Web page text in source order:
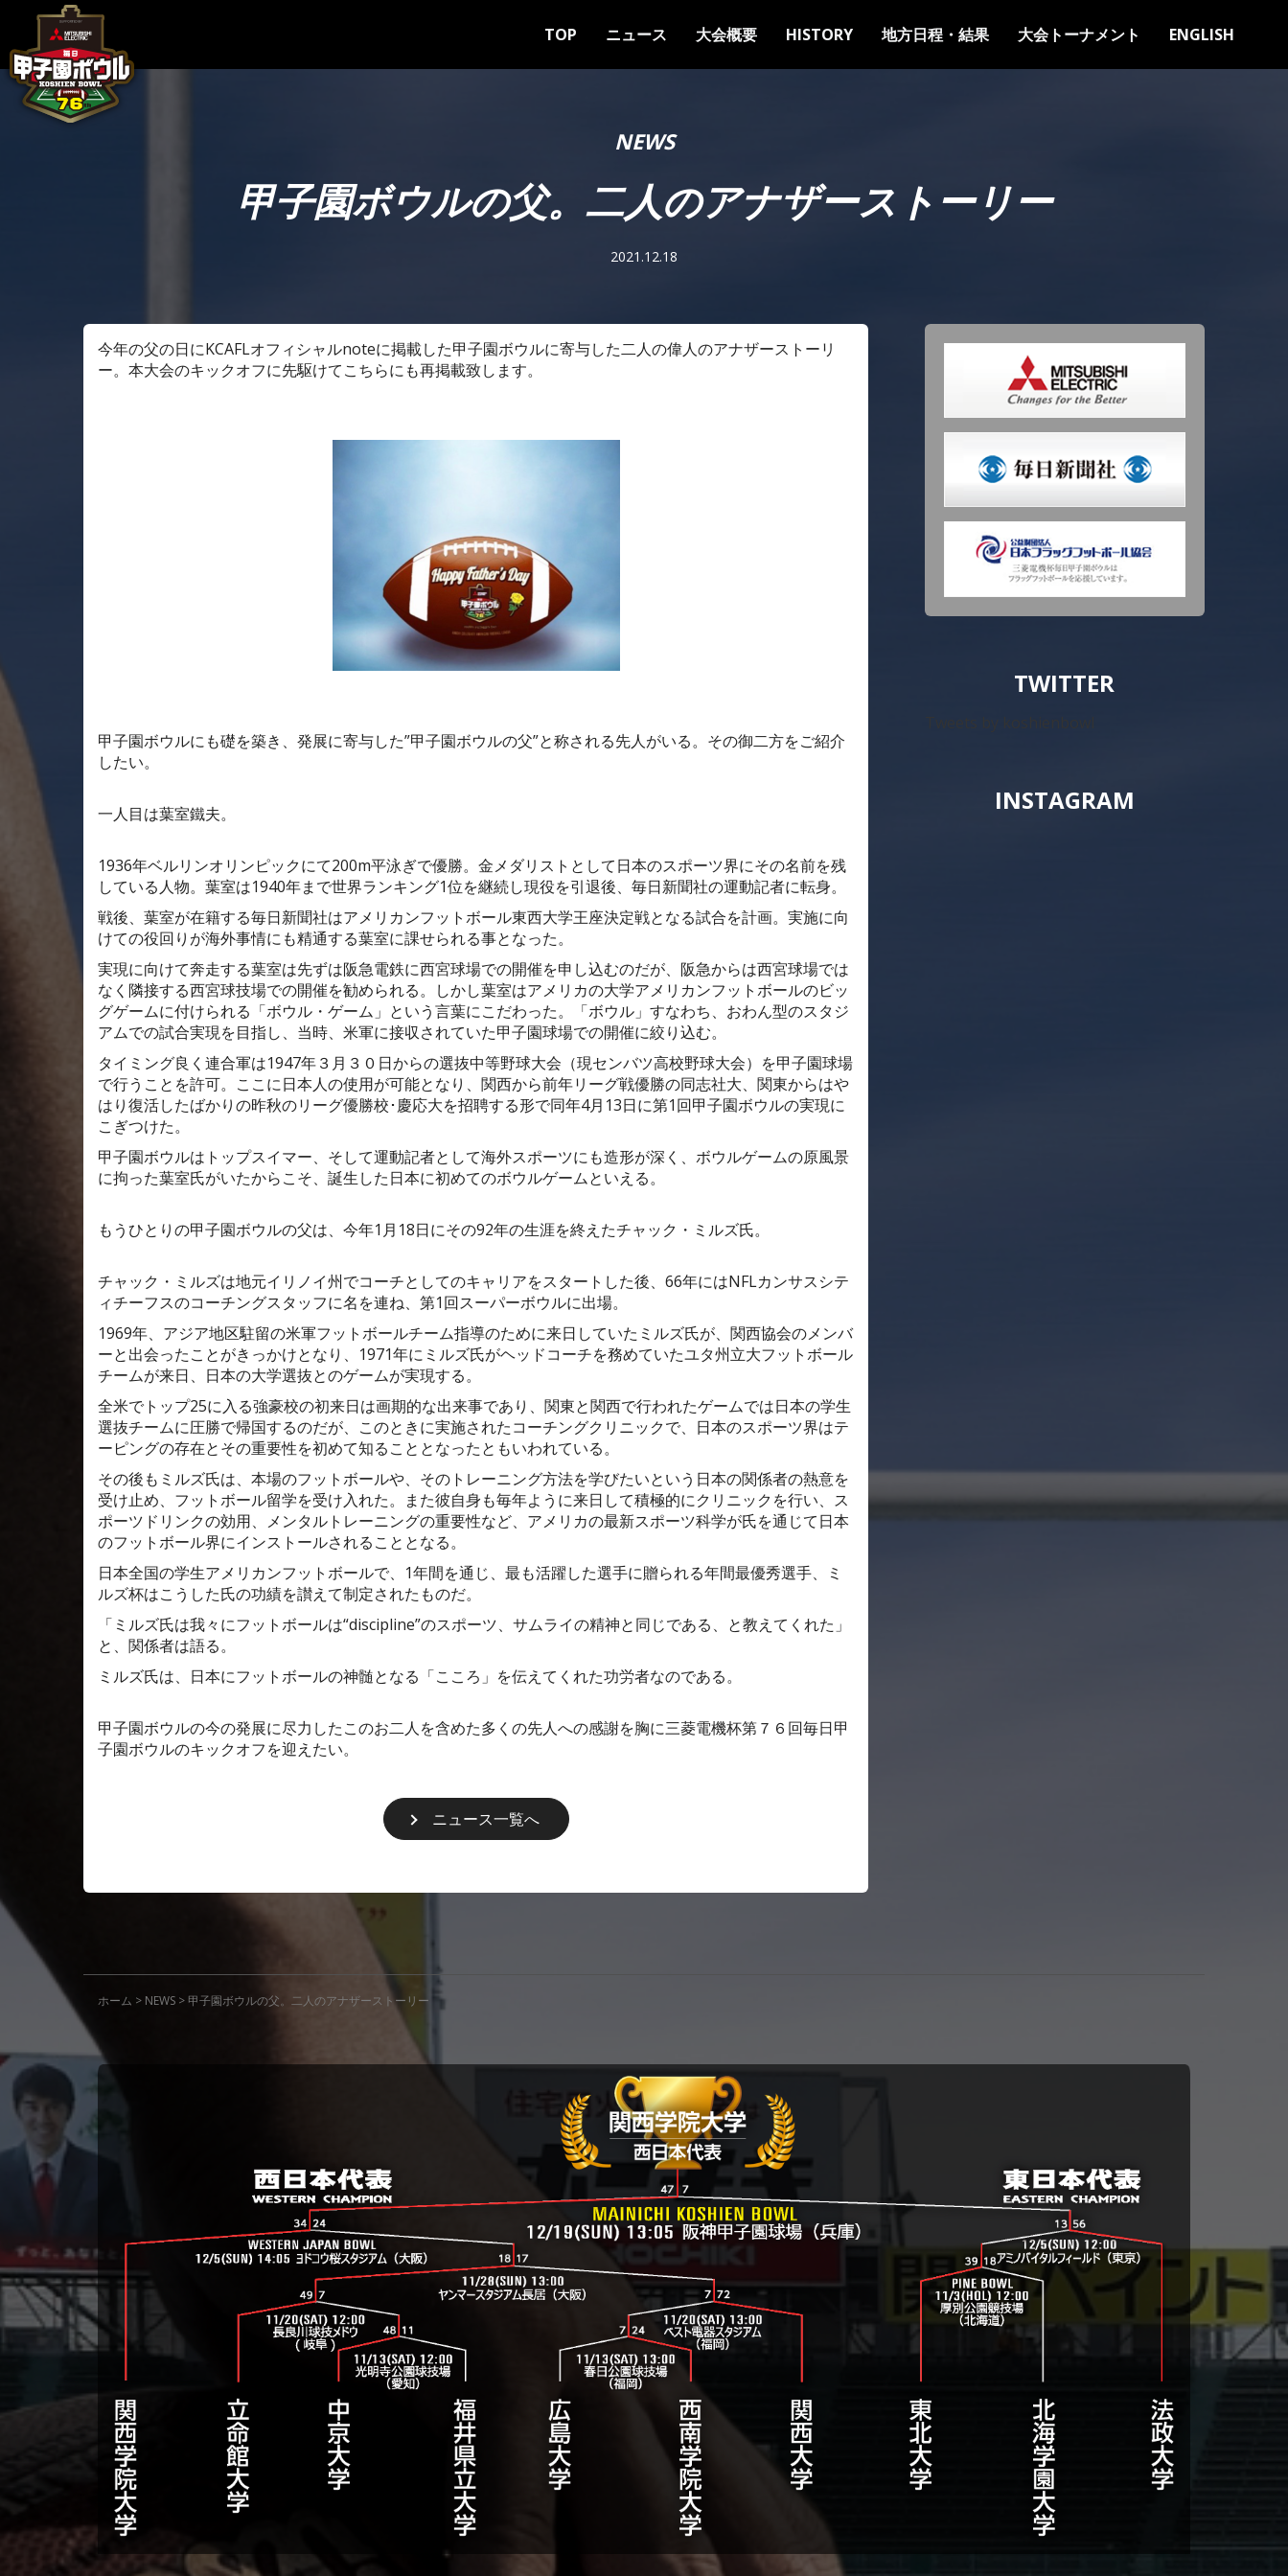
TOP ニュース 大会概要 HISTORY 地方日程・結果 大会トーナメント ENGLISH
NEWS
甲子園ボウルの父。二人のアナザーストーリー
2021.12.18
今年の父の日にKCAFLオフィシャルnoteに掲載した甲子園ボウルに寄与した二人の偉人のアナザーストーリ
ー。本大会のキックオフに先駆けてこちらにも再掲載致します。
甲子園ボウルにも礎を築き、発展に寄与した”甲子園ボウルの父”と称される先人がいる。その御二方をご紹介
したい。
一人目は葉室鐵夫。
1936年ベルリンオリンピックにて200m平泳ぎで優勝。金メダリストとして日本のスポーツ界にその名前を残
している人物。葉室は1940年まで世界ランキング1位を継続し現役を引退後、毎日新聞社の運動記者に転身。
戦後、葉室が在籍する毎日新聞社はアメリカンフットボール東西大学王座決定戦となる試合を計画。実施に向
けての役回りが海外事情にも精通する葉室に課せられる事となった。
実現に向けて奔走する葉室は先ずは阪急電鉄に西宮球場での開催を申し込むのだが、阪急からは西宮球場では
なく隣接する西宮球技場での開催を勧められる。しかし葉室はアメリカの大学アメリカンフットボールのビッ
グゲームに付けられる「ボウル・ゲーム」という言葉にこだわった。「ボウル」すなわち、おわん型のスタジ
アムでの試合実現を目指し、当時、米軍に接収されていた甲子園球場での開催に絞り込む。
タイミング良く連合軍は1947年３月３０日からの選抜中等野球大会（現センバツ高校野球大会）を甲子園球場
で行うことを許可。ここに日本人の使用が可能となり、関西から前年リーグ戦優勝の同志社大、関東からはや
はり復活したばかりの昨秋のリーグ優勝校･慶応大を招聘する形で同年4月13日に第1回甲子園ボウルの実現に
こぎつけた。
甲子園ボウルはトップスイマー、そして運動記者として海外スポーツにも造形が深く、ボウルゲームの原風景
に拘った葉室氏がいたからこそ、誕生した日本に初めてのボウルゲームといえる。
もうひとりの甲子園ボウルの父は、今年1月18日にその92年の生涯を終えたチャック・ミルズ氏。
チャック・ミルズは地元イリノイ州でコーチとしてのキャリアをスタートした後、66年にはNFLカンサスシテ
ィチーフスのコーチングスタッフに名を連ね、第1回スーパーボウルに出場。
1969年、アジア地区駐留の米軍フットボールチーム指導のために来日していたミルズ氏が、関西協会のメンバ
ーと出会ったことがきっかけとなり、1971年にミルズ氏がヘッドコーチを務めていたユタ州立大フットボール
チームが来日、日本の大学選抜とのゲームが実現する。
全米でトップ25に入る強豪校の初来日は画期的な出来事であり、関東と関西で行われたゲームでは日本の学生
選抜チームに圧勝で帰国するのだが、このときに実施されたコーチングクリニックで、日本のスポーツ界はテ
ーピングの存在とその重要性を初めて知ることとなったともいわれている。
その後もミルズ氏は、本場のフットボールや、そのトレーニング方法を学びたいという日本の関係者の熱意を
受け止め、フットボール留学を受け入れた。また彼自身も毎年ように来日して積極的にクリニックを行い、ス
ポーツドリンクの効用、メンタルトレーニングの重要性など、アメリカの最新スポーツ科学が氏を通じて日本
のフットボール界にインストールされることとなる。
日本全国の学生アメリカンフットボールで、1年間を通じ、最も活躍した選手に贈られる年間最優秀選手、ミ
ルズ杯はこうした氏の功績を讃えて制定されたものだ。
「ミルズ氏は我々にフットボールは“discipline”のスポーツ、サムライの精神と同じである、と教えてくれた」
と、関係者は語る。
ミルズ氏は、日本にフットボールの神髄となる「こころ」を伝えてくれた功労者なのである。
甲子園ボウルの今の発展に尽力したこのお二人を含めた多くの先人への感謝を胸に三菱電機杯第７６回毎日甲
子園ボウルのキックオフを迎えたい。
ニュース一覧へ
TWITTER
INSTAGRAM
ホーム > NEWS >甲子園ボウルの父。二人のアナザーストーリー